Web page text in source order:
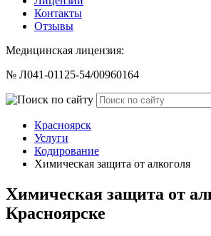
Контакты
Отзывы
Медицинская лицензия:
№ Л041-01125-54/00960164
Красноярск
Услуги
Кодирование
Химическая защита от алкоголя
Химическая защита от
Красноярске